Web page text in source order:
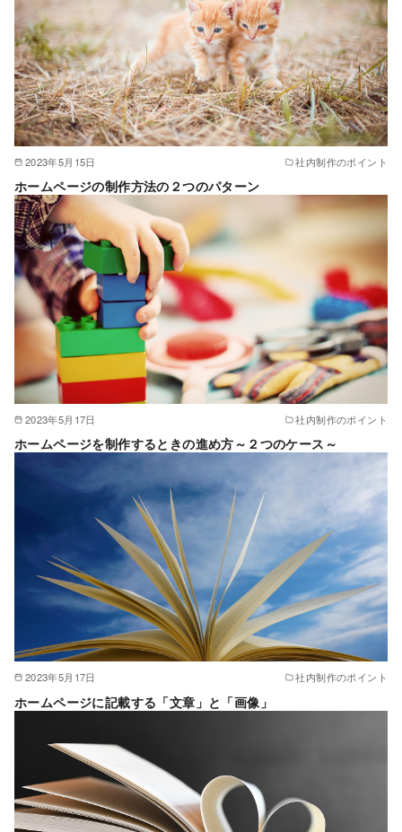
2023年5月15日 社内制作のポイント
ホームページの制作方法の２つのパターン
2023年5月17日 社内制作のポイント
ホームページを制作するときの進め方～２つのケース～
2023年5月17日 社内制作のポイント
ホームページに記載する「文章」と「画像」